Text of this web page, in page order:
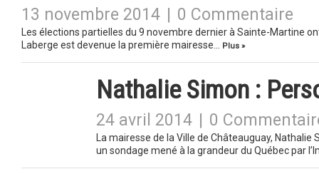
13 novembre 2014 0 Commentaire
Les élections partielles du 9 novembre dernier à Sainte-Martine
Laberge est devenue la première mairesse…
Plus »
Nathalie Simon :
24 avril 2014 0
La mairesse de la Ville de Châteauguay,
un sondage mené à la grandeur du Québec par